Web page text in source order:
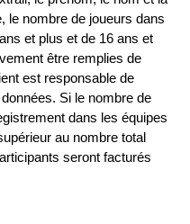
le nombre de joueurs dans
et plus et de 16 ans et
être remplies de
est responsable de
Si le nombre de
dans les équipes
au nombre total
seront facturés